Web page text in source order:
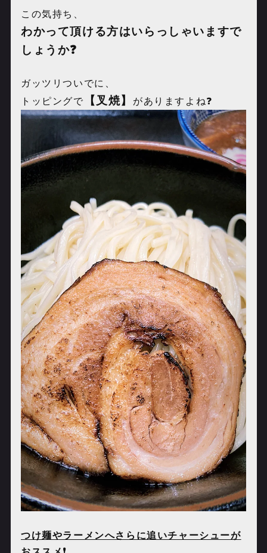
この気持ち、
わかって頂ける方はいらっしゃいますで
しょうか❓
ガッツリついでに、
トッピングで
【叉焼】 がありますよね❓
つけ麺やラーメンへさらに追いチャーシューが